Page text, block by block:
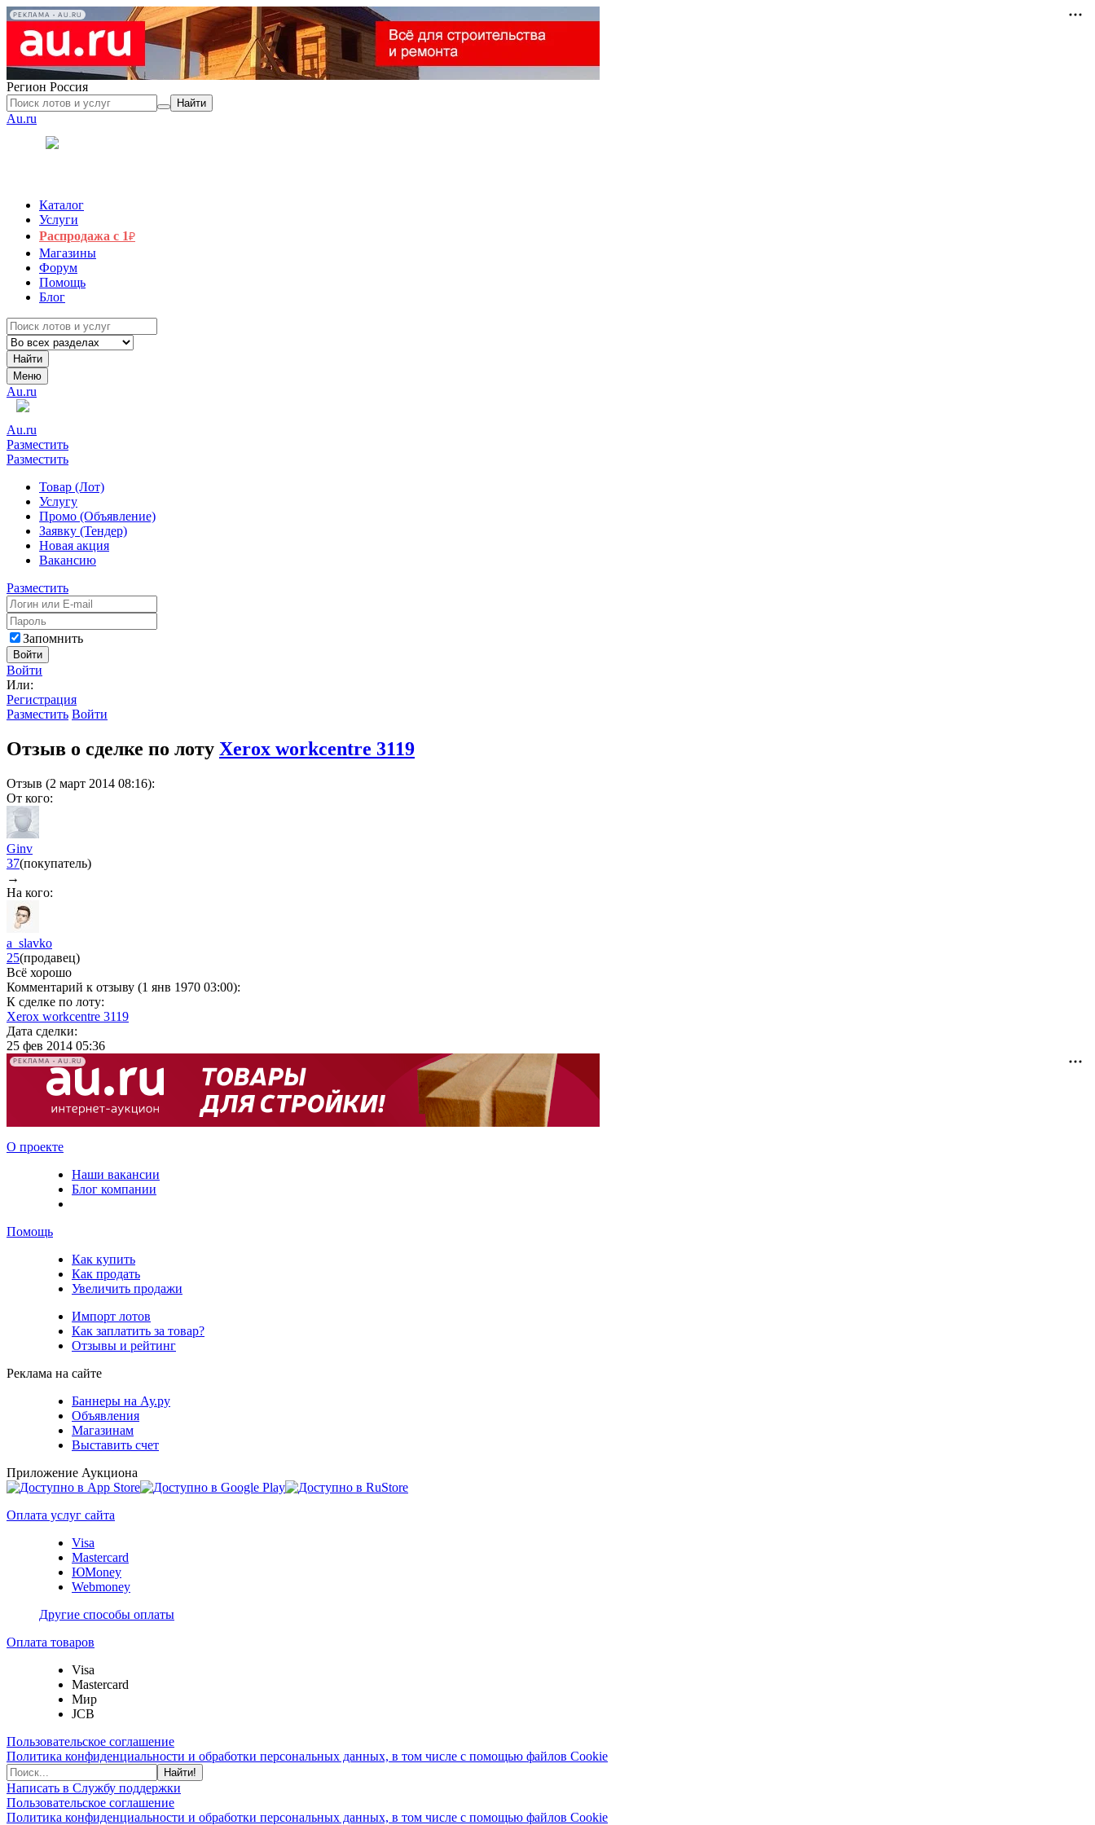
РЕКЛАМА • AU.RU
Регион Россия
Найти
Au.ru
Каталог
Услуги
Распродажа с 1₽
Магазины
Форум
Помощь
Блог
Найти
Меню
Au.ru
Au.ru
Разместить
Разместить
Товар (Лот)
Услугу
Промо (Объявление)
Заявку (Тендер)
Новая акция
Вакансию
Разместить
Запомнить
Войти
Войти
Или:
Регистрация
Разместить Войти
Отзыв о сделке по лоту Xerox workcentre 3119
Отзыв (2 март 2014 08:16):
От кого:
Ginv
37(покупатель)
→
На кого:
a_slavko
25(продавец)
Всё хорошо
Комментарий к отзыву (1 янв 1970 03:00):
К сделке по лоту:
Xerox workcentre 3119
Дата сделки:
25 фев 2014 05:36
РЕКЛАМА • AU.RU
О проекте
Наши вакансии
Блог компании
Помощь
Как купить
Как продать
Увеличить продажи
Импорт лотов
Как заплатить за товар?
Отзывы и рейтинг
Реклама на сайте
Баннеры на Ау.ру
Объявления
Магазинам
Выставить счет
Приложение Аукциона
Оплата услуг сайта
Visa
Mastercard
ЮMoney
Webmoney
Другие способы оплаты
Оплата товаров
Visa
Mastercard
Мир
JCB
Пользовательское соглашение
Политика конфиденциальности и обработки персональных данных, в том числе с помощью файлов Cookie
Найти!
Написать в Службу поддержки
Пользовательское соглашение
Политика конфиденциальности и обработки персональных данных, в том числе с помощью файлов Cookie